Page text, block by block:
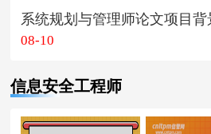
系统规划与管理师论文项目背
08-10
信息安全工程师